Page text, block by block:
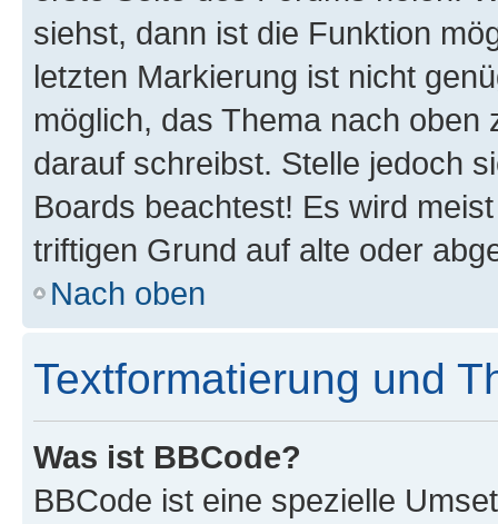
siehst, dann ist die Funktion
letzten Markierung ist nicht
möglich, das Thema nach oben
darauf schreibst. Stelle jedoch
Boards beachtest! Es wird
triftigen Grund auf alte oder
Nach oben
Textformatierung und
Was ist BBCode?
BBCode ist eine spezielle